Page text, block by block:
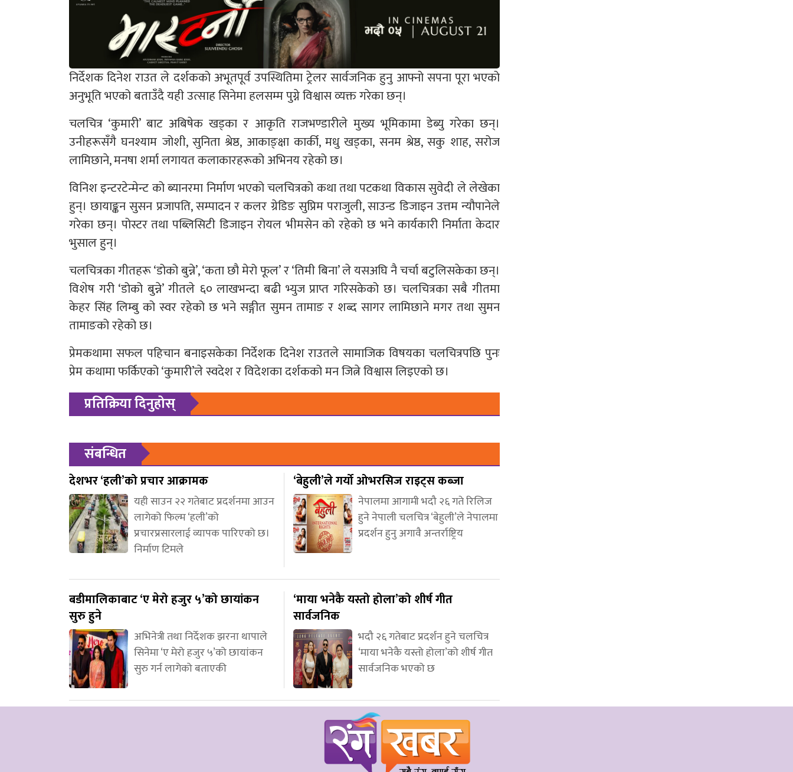
निर्देशक दिनेश राउत ले दर्शकको अभूतपूर्व उपस्थितिमा ट्रेलर सार्वजनिक हुनु आफ्नो सपना पूरा भएको
अनुभूति भएको बताउँदै यही उत्साह सिनेमा हलसम्म पुग्ने विश्वास व्यक्त गरेका छन्‌।
चलचित्र ‘कुमारी’ बाट अबिषेक खड्का र आकृति राजभण्डारीले मुख्य भूमिकामा डेब्यु गरेका छन्।
उनीहरूसँगै घनश्याम जोशी, सुनिता श्रेष्ठ, आकाङ्क्षा कार्की, मधु खड्का, सनम श्रेष्ठ, सकु शाह, सरोज
लामिछाने, मनषा शर्मा लगायत कलाकारहरूको अभिनय रहेको छ।
विनिश इन्टरटेन्मेन्ट को ब्यानरमा निर्माण भएको चलचित्रको कथा तथा पटकथा विकास सुवेदी ले लेखेका
हुन्। छायाङ्कन सुसन प्रजापति, सम्पादन र कलर ग्रेडिङ सुप्रिम पराजुली, साउन्ड डिजाइन उत्तम न्यौपानेले
गरेका छन्। पोस्टर तथा पब्लिसिटी डिजाइन रोयल भीमसेन को रहेको छ भने कार्यकारी निर्माता केदार
भुसाल हुन्।
चलचित्रका गीतहरू ‘डोको बुन्ने’, ‘कता छौ मेरो फूल’ र ‘तिमी बिना’ ले यसअघि नै चर्चा बटुलिसकेका छन्।
विशेष गरी ‘डोको बुन्ने’ गीतले ६० लाखभन्दा बढी भ्युज प्राप्त गरिसकेको छ। चलचित्रका सबै गीतमा
केहर सिंह लिम्बु को स्वर रहेको छ भने सङ्गीत सुमन तामाङ र शब्द सागर लामिछाने मगर तथा सुमन
तामाङको रहेको छ।
प्रेमकथामा सफल पहिचान बनाइसकेका निर्देशक दिनेश राउतले सामाजिक विषयका चलचित्रपछि पुनः
प्रेम कथामा फर्किएको ‘कुमारी’ले स्वदेश र विदेशका दर्शकको मन जित्ने विश्वास लिइएको छ।
प्रतिक्रिया दिनुहोस्
संबन्धित
देशभर ‘हली’को प्रचार आक्रामक
यही साउन २२ गतेबाट प्रदर्शनमा आउन
लागेको फिल्म ‘हली’को
प्रचारप्रसारलाई व्यापक पारिएको छ।
निर्माण टिमले
‘बेहुली’ले गर्यो ओभरसिज राइट्स कब्जा
नेपालमा आगामी भदौ २६ गते रिलिज
हुने नेपाली चलचित्र ‘बेहुली’ले नेपालमा
प्रदर्शन हुनु अगावै अन्तर्राष्ट्रिय
बडीमालिकाबाट ‘ए मेरो हजुर ५’को छायांकन
सुरु हुने
अभिनेत्री तथा निर्देशक झरना थापाले
सिनेमा ‘ए मेरो हजुर ५’को छायांकन
सुरु गर्न लागेको बताएकी
‘माया भनेकै यस्तो होला’को शीर्ष गीत
सार्वजनिक
भदौ २६ गतेबाट प्रदर्शन हुने चलचित्र
‘माया भनेकै यस्तो होला’को शीर्ष गीत
सार्वजनिक भएको छ